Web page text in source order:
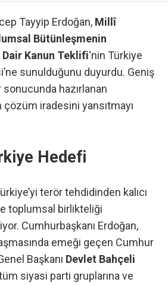
Tayyip Erdoğan, Millî
Bütünleşmenin
Kanun Teklifi‘nin Türkiye
sunulduğunu duyurdu. Geniş
hazırlanan
iradesini yansıtmayı
Hedefi
terör tehdidinden kalıcı
toplumsal birlikteliği
Cumhurbaşkanı Erdoğan,
emeği geçen Cumhur
Başkanı Devlet Bahçeli
siyasi parti gruplarına ve